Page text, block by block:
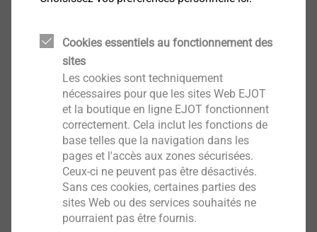
La liberté de penser est un fondement de notre
culture d’entreprise. Associée à notre système
d’apprentissage propre à Ejot, elle nous permet de
Cookies essentiels au fonctionnement des
sites
Les cookies sont techniquement
nécessaires pour que les sites Web EJOT
et la boutique en ligne EJOT fonctionnent
correctement. Cela inclut les fonctions de
base telles que la navigation dans les
pages et l'accès aux zones sécurisées.
Ceux-ci ne peuvent pas être désactivés.
Sans ces cookies, certaines parties des
sites Web ou des services souhaités ne
pourraient pas être fournis.